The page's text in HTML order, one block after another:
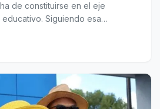
de constituirse en el eje
Siguiendo esa…